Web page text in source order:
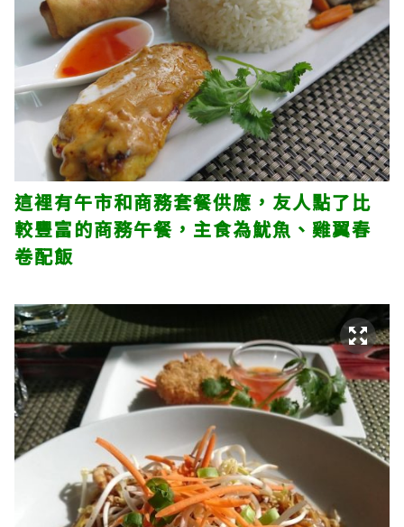
這裡有午市和商務套餐供應，友人點了比
較豐富的商務午餐，主食為魷魚、雞翼春
卷配飯